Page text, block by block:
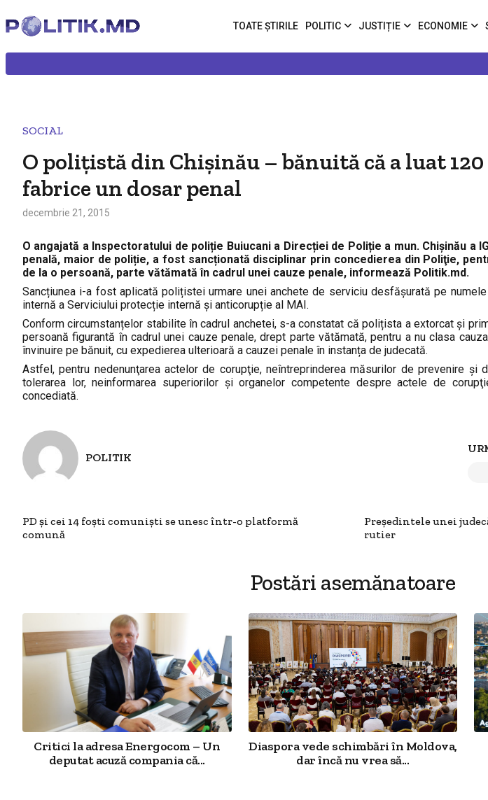
TOATE ȘTIRILE POLITIC JUSTIȚIE ECONOMIE
SOCIAL
O polițistă din Chișinău – bănuită că a luat 120
fabrice un dosar penal
decembrie 21, 2015
O angajată a Inspectoratului de poliție Buiucani a Direcției de Poliție a mun. Chișinău a
penală, maior de poliție, a fost sancționată disciplinar prin concedierea din Poliţie,
de la o persoană, parte vătămată în cadrul unei cauze penale, informează Politik.md.
Sancțiunea i-a fost aplicată polițistei urmare unei anchete de serviciu desfășurată pe
internă a Serviciului protecție internă și anticorupție al MAI.
Conform circumstanțelor stabilite în cadrul anchetei, s-a constatat că polițista a extorcat și
persoană figurantă în cadrul unei cauze penale, drept parte vătămată, pentru a nu clasa
învinuire pe bănuit, cu expedierea ulterioară a cauzei penale în instanța de judecată.
Astfel, pentru nedenunţarea actelor de corupţie, neîntreprinderea măsurilor de prevenire şi
tolerarea lor, neinformarea superiorilor şi organelor competente despre actele de
concediată.
POLITIK
PD și cei 14 foști comuniști se unesc într-o platformă
comună
Președintele unei
rutier
Postări asemănatoare
Critici la adresa Energocom – Un
deputat acuză compania că...
Diaspora vede schimbări în Moldova,
dar încă nu vrea să...